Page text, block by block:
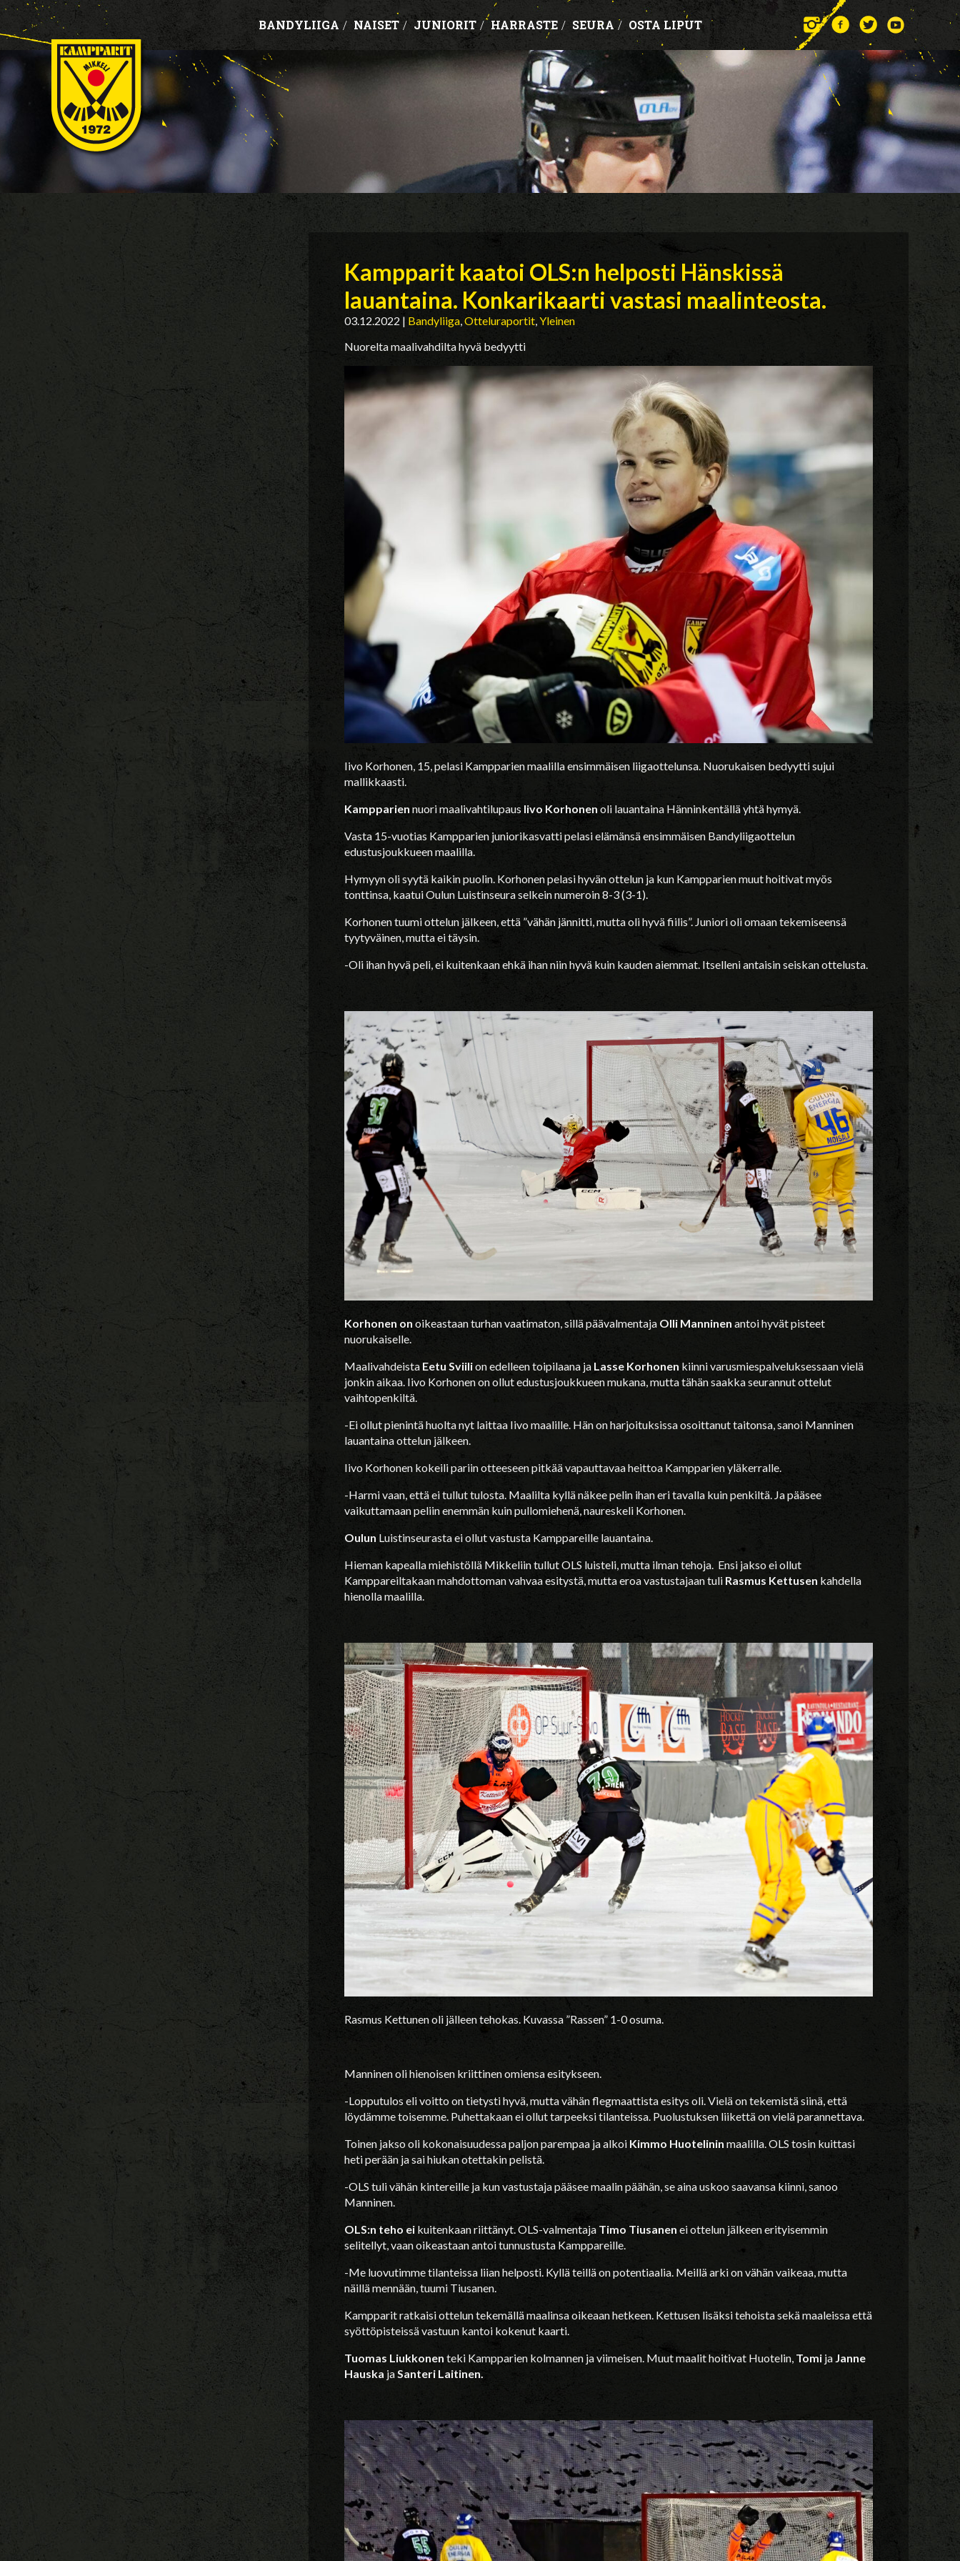
BANDYLIIGA / NAISET / JUNIORIT / HARRASTE / SEURA / OSTA LIPUT
Kampparit kaatoi OLS:n helposti Hänskissä
lauantaina. Konkarikaarti vastasi maalinteosta.
03.12.2022 | Bandyliiga,Otteluraportit,Yleinen
Nuorelta maalivahdilta hyvä bedyytti
Iivo Korhonen, 15, pelasi Kampparien maalilla ensimmäisen liigaottelunsa. Nuorukaisen bedyytti sujui
mallikkaasti.
Kampparien nuori maalivahtilupaus Iivo Korhonenoli lauantaina Hänninkentällä yhtä hymyä.
Vasta 15-vuotias Kampparien juniorikasvatti pelasi elämänsä ensimmäisen Bandyliigaottelun
edustusjoukkueen maalilla.
Hymyyn oli syytä kaikin puolin. Korhonen pelasi hyvän ottelun ja kun Kampparien muut hoitivat myös
tonttinsa, kaatui Oulun Luistinseura selkein numeroin 8-3 (3-1).
Korhonen tuumi ottelun jälkeen, että ”vähän jännitti, mutta oli hyvä fiilis”. Juniori oli omaan tekemiseensä
tyytyväinen, mutta ei täysin.
-Oli ihan hyvä peli, ei kuitenkaan ehkä ihan niin hyvä kuin kauden aiemmat. Itselleni antaisin seiskan ottelusta.
Korhonen on oikeastaan turhan vaatimaton, sillä päävalmentaja Olli Manninen antoi hyvät pisteet
nuorukaiselle.
Maalivahdeista Eetu Sviilion edelleen toipilaana ja Lasse Korhonen kiinni varusmiespalveluksessaan vielä
jonkin aikaa. Iivo Korhonen on ollut edustusjoukkueen mukana, mutta tähän saakka seurannut ottelut
vaihtopenkiltä.
-Ei ollut pienintä huolta nyt laittaa Iivo maalille. Hän on harjoituksissa osoittanut taitonsa, sanoi Manninen
lauantaina ottelun jälkeen.
Iivo Korhonen kokeili pariin otteeseen pitkää vapauttavaa heittoa Kampparien yläkerralle.
-Harmi vaan, että ei tullut tulosta. Maalilta kyllä näkee pelin ihan eri tavalla kuin penkiltä. Ja pääsee
vaikuttamaan peliin enemmän kuin pullomiehenä, naureskeli Korhonen.
Oulun Luistinseurasta ei ollut vastusta Kamppareille lauantaina.
Hieman kapealla miehistöllä Mikkeliin tullut OLS luisteli, mutta ilman tehoja. Ensi jakso ei ollut
Kamppareiltakaan mahdottoman vahvaa esitystä, mutta eroa vastustajaan tuli Rasmus Kettusen kahdella
hienolla maalilla.
Rasmus Kettunen oli jälleen tehokas. Kuvassa ”Rassen” 1-0 osuma.
Manninen oli hienoisen kriittinen omiensa esitykseen.
-Lopputulos eli voitto on tietysti hyvä, mutta vähän flegmaattista esitys oli. Vielä on tekemistä siinä, että
löydämme toisemme. Puhettakaan ei ollut tarpeeksi tilanteissa. Puolustuksen liikettä on vielä parannettava.
Toinen jakso oli kokonaisuudessa paljon parempaa ja alkoi Kimmo Huotelinin maalilla. OLS tosin kuittasi
heti perään ja sai hiukan otettakin pelistä.
-OLS tuli vähän kintereille ja kun vastustaja pääsee maalin päähän, se aina uskoo saavansa kiinni, sanoo
Manninen.
OLS:n teho ei kuitenkaan riittänyt. OLS-valmentaja Timo Tiusanen ei ottelun jälkeen erityisemmin
selitellyt, vaan oikeastaan antoi tunnustusta Kamppareille.
-Me luovutimme tilanteissa liian helposti. Kyllä teillä on potentiaalia. Meillä arki on vähän vaikeaa, mutta
näillä mennään, tuumi Tiusanen.
Kampparit ratkaisi ottelun tekemällä maalinsa oikeaan hetkeen. Kettusen lisäksi tehoista sekä maaleissa että
syöttöpisteissä vastuun kantoi kokenut kaarti.
Tuomas Liukkonen teki Kampparien kolmannen ja viimeisen. Muut maalit hoitivat Huotelin, Tomi ja Janne
Hauska ja Santeri Laitinen.